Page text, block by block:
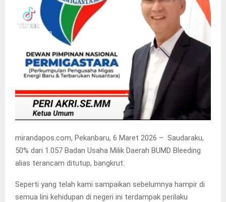
mirandapos.com, Pekanbaru, 6 Maret 2026 – Saudaraku,
50% dari 1.057 Badan Usaha Milik Daerah BUMD Bleeding
alias terancam ditutup, bangkrut.
Seperti yang telah kami sampaikan sebelumnya hampir di
semua lini kehidupan di negeri ini terdampak perilaku